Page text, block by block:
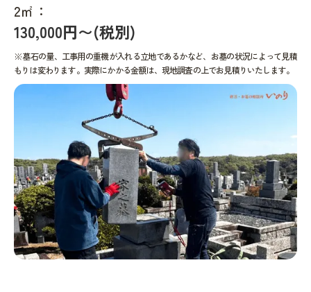
2㎡：
130,000円〜(税別)
※墓石の量、工事用の重機が入れる立地であるかなど、お墓の状況によって見積
もりは変わります。実際にかかる金額は、現地調査の上でお見積りいたします。